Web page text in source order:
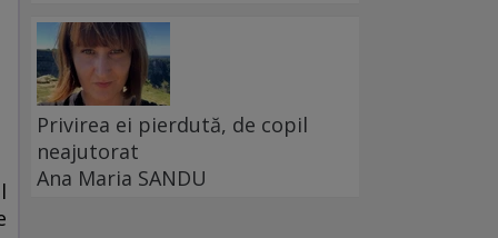
Privirea ei pierdută, de copil
neajutorat
Ana Maria SANDU